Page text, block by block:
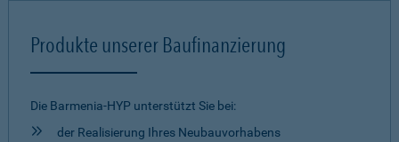
Produkte unserer Baufinanzierung
Die Barmenia-HYP unterstützt Sie bei:
der Realisierung Ihres Neubauvorhabens